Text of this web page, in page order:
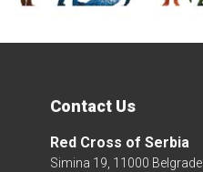
Contact Us
Red Cross of Serbia
Simina 19, 11000 Belgrade